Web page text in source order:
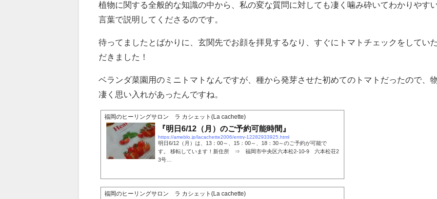
植物に関する全般的な知識の中から、私の変な質問に対しても凄く噛み砕いてわかりやす
言葉で説明してくださるのです。
待ってましたとばかりに、玄関先でお顔を拝見するなり、すぐにトマトチェックをしてい
だきました！
ベランダ菜園用のミニトマトなんですが、種から発芽させた初めてのトマトだったので、
凄く思い入れがあったんですね。
福岡のヒーリングサロン ラ カシェット(La cachette)
『明日6/12（月）のご予約可能時間』
https://ameblo.jp/lacachette2006/entry-12282933925.html
明日6/12（月）は、13：00～、15：00～、18：30～のご予約が可能で
す。 移転しています！新住所 ⇒ 福岡市中央区六本松2-10-9 六本松荘2
3号…
福岡のヒーリングサロン ラ カシェット(La cachette)